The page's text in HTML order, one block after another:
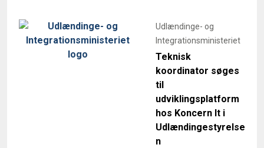
Udlændinge- og
Integrationsministeriet
Teknisk
koordinator søges
til
udviklingsplatform
hos Koncern It i
Udlændingestyrelse
n